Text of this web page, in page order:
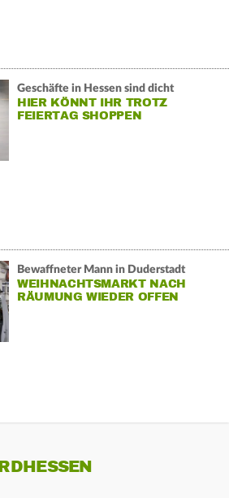
Geschäfte in Hessen sind dicht
HIER KÖNNT IHR TROTZ
FEIERTAG SHOPPEN
Bewaffneter Mann in Duderstadt
WEIHNACHTSMARKT NACH
RÄUMUNG WIEDER OFFEN